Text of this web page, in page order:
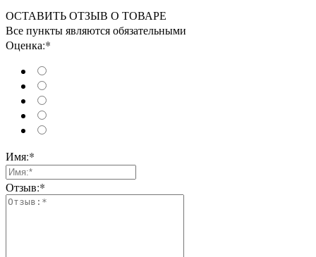
ОСТАВИТЬ ОТЗЫВ О ТОВАРЕ
Все пункты являются обязательными
Оценка:*
Имя:*
Отзыв:*